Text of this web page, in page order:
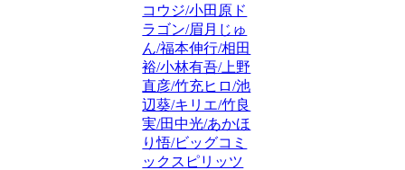
コウジ/小田原ド
ラゴン/眉月じゅ
ん/福本伸行/相田
裕/小林有吾/上野
直彦/竹充ヒロ/池
辺葵/キリエ/竹良
実/田中光/あかほ
り悟/ビッグコミ
ックスピリッツ